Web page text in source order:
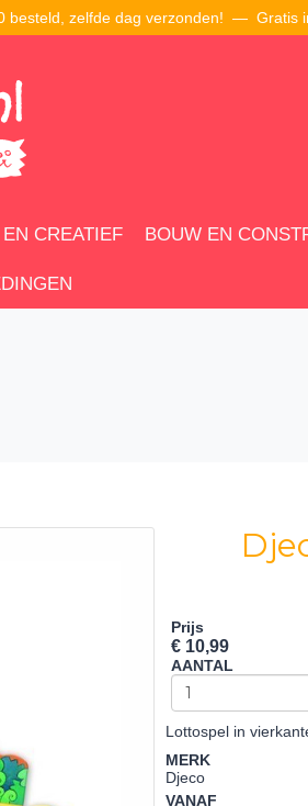
besteld, zelfde dag verzonden! — Gratis
CREATIEF BOUW EN
Prijs
€ 10,99
AANTAL
Lottospel in
MERK
Djeco
VANAF